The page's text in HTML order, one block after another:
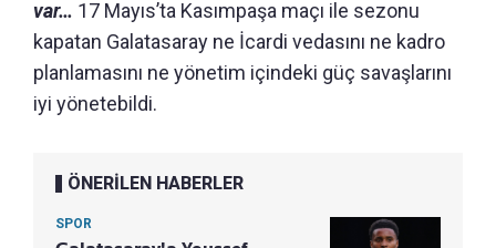
var… 17 Mayıs’ta Kasımpaşa maçı ile sezonu
kapatan Galatasaray ne İcardi vedasını ne kadro
planlamasını ne yönetim içindeki güç savaşlarını
iyi yönetebildi.
ÖNERİLEN HABERLER
SPOR